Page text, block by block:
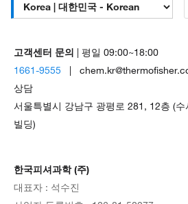
고객센터 문의
| 평일 09:00~18:00
1661-9555 |
상담
서울특별시 강남구 광평로 281, 12층 (
빌딩)
한국피셔과학 (주)
대표자 : 석수진